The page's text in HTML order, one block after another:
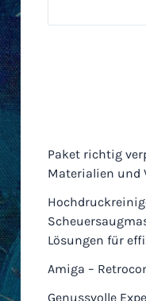
Paket richtig
Materialien und
Lösungen für
Amiga –
Genussvolle